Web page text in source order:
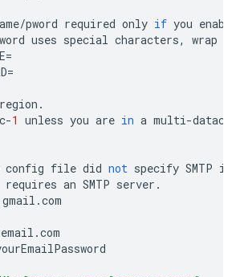
/pword required only if you
uses special characters, wrap
=
=
region .
-1 unless you are in a multi-
config file did not specify SMTP
requires an SMTP server .
gmail .com
email .com